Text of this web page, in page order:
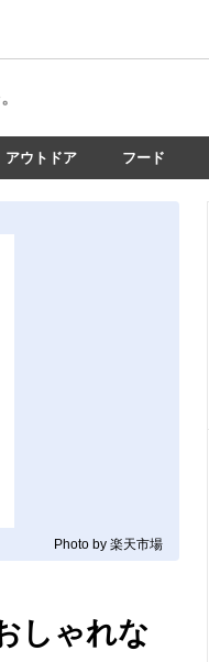
アウトドア フード
Photo by 楽天市場
しゃれな